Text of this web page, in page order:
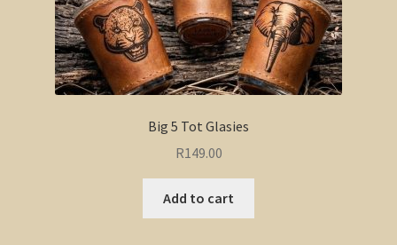
Big 5 Tot Glasies
R149.00
Add to cart